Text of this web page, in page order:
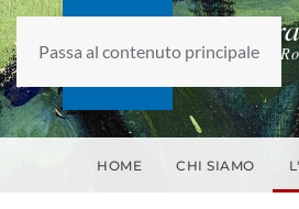
Passa al contenuto principale
fondato da
HOME CHI SIAMO